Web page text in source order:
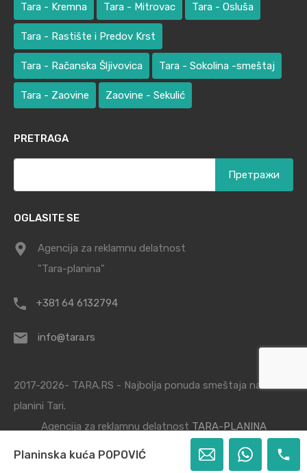
Tara - Kremna Tara - Mitrovac Tara - Osluša
Tara - Rastište i Predov Krst
Tara - Račanska Šljivovica Tara - Sokolina -smeštaj
Tara - Zaovine Zaovine - Sekulić
PRETRAGA
OGLASITE SE
Agencija za reklamnu delatnost
"Tara-planina"
+381 64 6132794
info@tara.rs
2017-2026- TARA.RS - Najbolja ponuda smeštaja na
planini Tari.
Agencija za reklamnu delatnost TARA-PLANINA
Planinska kuća POPOVIĆ